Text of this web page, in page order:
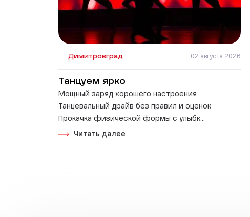
Димитровград 02 августа 2026
Танцуем ярко
Мощный заряд хорошего настроения
Танцевальный драйв без правил и оценок
Прокачка физической формы с улыбк...
Читать далее